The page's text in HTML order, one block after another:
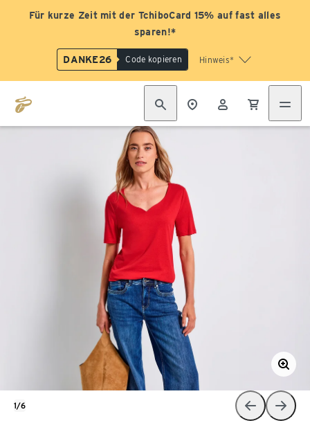
Für kurze Zeit mit der TchiboCard 15% auf fast alles
sparen!*
DANKE26 Code kopieren Hinweis*
1/6